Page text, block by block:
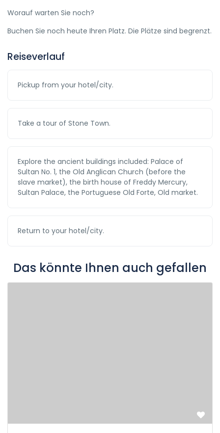
Worauf warten Sie noch?
Buchen Sie noch heute Ihren Platz. Die Plätze sind begrenzt.
Reiseverlauf
Pickup from your hotel/city.
Take a tour of Stone Town.
Explore the ancient buildings included: Palace of
Sultan No. 1, the Old Anglican Church (before the
slave market), the birth house of Freddy Mercury,
Sultan Palace, the Portuguese Old Forte, Old market.
Return to your hotel/city.
Das könnte Ihnen auch gefallen